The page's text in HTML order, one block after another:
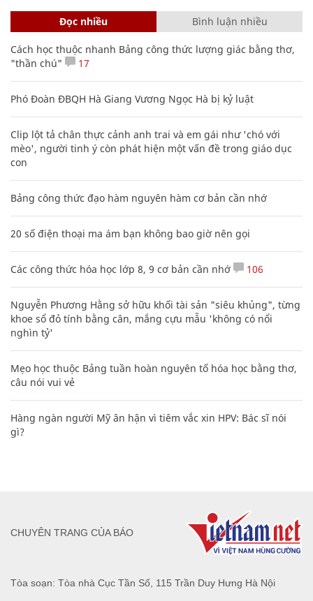
Đọc nhiều Bình luận nhiều
Cách học thuộc nhanh Bảng công thức lượng giác bằng thơ,
"thần chú"
17
Phó Đoàn ĐBQH Hà Giang Vương Ngọc Hà bị kỷ luật
Clip lột tả chân thực cảnh anh trai và em gái như 'chó với
mèo', người tinh ý còn phát hiện một vấn đề trong giáo dục
con
Bảng công thức đạo hàm nguyên hàm cơ bản cần nhớ
20 số điện thoại ma ám bạn không bao giờ nên gọi
Các công thức hóa học lớp 8, 9 cơ bản cần nhớ 106
Nguyễn Phương Hằng sở hữu khối tài sản "siêu khủng", từng
khoe sổ đỏ tính bằng cân, mắng cựu mẫu 'không có nổi
nghìn tỷ'
Mẹo học thuộc Bảng tuần hoàn nguyên tố hóa học bằng thơ,
câu nói vui vẻ
Hàng ngàn người Mỹ ân hận vì tiêm vắc xin HPV: Bác sĩ nói
gì?
Tòa soạn: Tòa nhà Cục Tần Số, 115 Trần Duy Hưng Hà Nội
CHUYÊN TRANG CỦA BÁO